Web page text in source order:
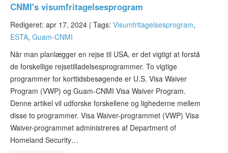
CNMI's visumfritagelsesprogram
Redigeret: apr 17, 2024 | Tags: Visumfritagelsesprogram,
ESTA, Guam-CNMI
Når man planlægger en rejse til USA, er det vigtigt at forstå
de forskellige rejsetilladelsesprogrammer. To vigtige
programmer for korttidsbesøgende er U.S. Visa Waiver
Program (VWP) og Guam-CNMI Visa Waiver Program.
Denne artikel vil udforske forskellene og lighederne mellem
disse to programmer. Visa Waiver-programmet (VWP) Visa
Waiver-programmet administreres af Department of
Homeland Security…